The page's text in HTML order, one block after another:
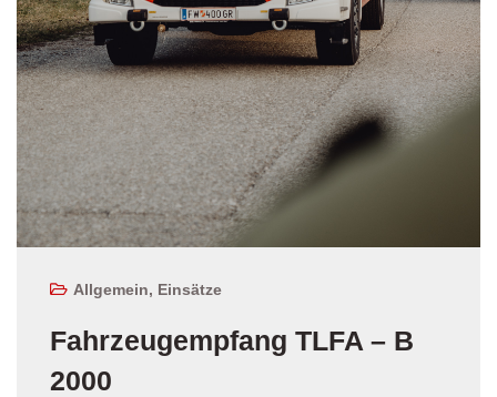
Allgemein, Einsätze
Fahrzeugempfang TLFA – B
2000